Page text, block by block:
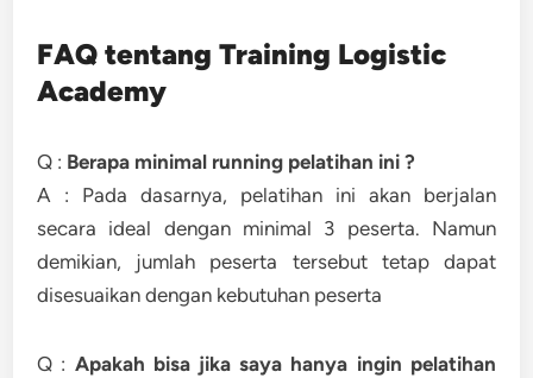
FAQ tentang Training Logistic
Academy
Q : Berapa minimal running pelatihan ini ?
A : Pada dasarnya, pelatihan ini akan berjalan
secara ideal dengan minimal 3 peserta. Namun
demikian, jumlah peserta tersebut tetap dapat
disesuaikan dengan kebutuhan peserta
Q : Apakah bisa jika saya hanya ingin pelatihan